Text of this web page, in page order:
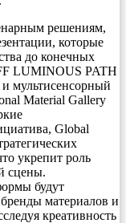
решениям,
которые
до конечных
LUMINOUS PATH
и мультисенсорный
Material Gallery
Global
укрепит роль
сцены.
будут
материалов и
креативность